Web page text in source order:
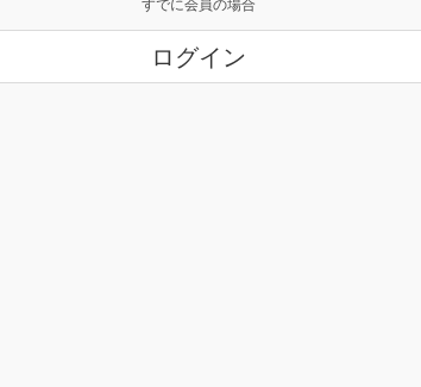
すでに会員の場合
ログイン